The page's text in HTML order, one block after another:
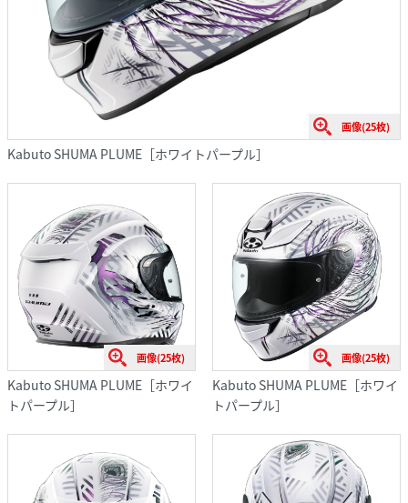
画像(25枚)
Kabuto SHUMA PLUME［ホワイトパープル］
画像(25枚)
Kabuto SHUMA PLUME［ホワイ
トパープル］
画像(25枚)
Kabuto SHUMA PLUME［ホワイ
トパープル］